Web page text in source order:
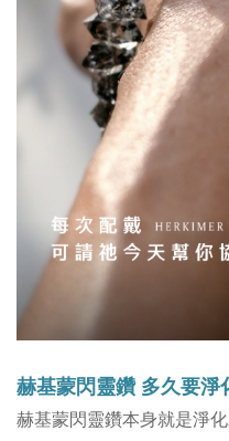
赫基蒙閃靈鑽 多久要淨
赫基蒙閃靈鑽本身就是淨